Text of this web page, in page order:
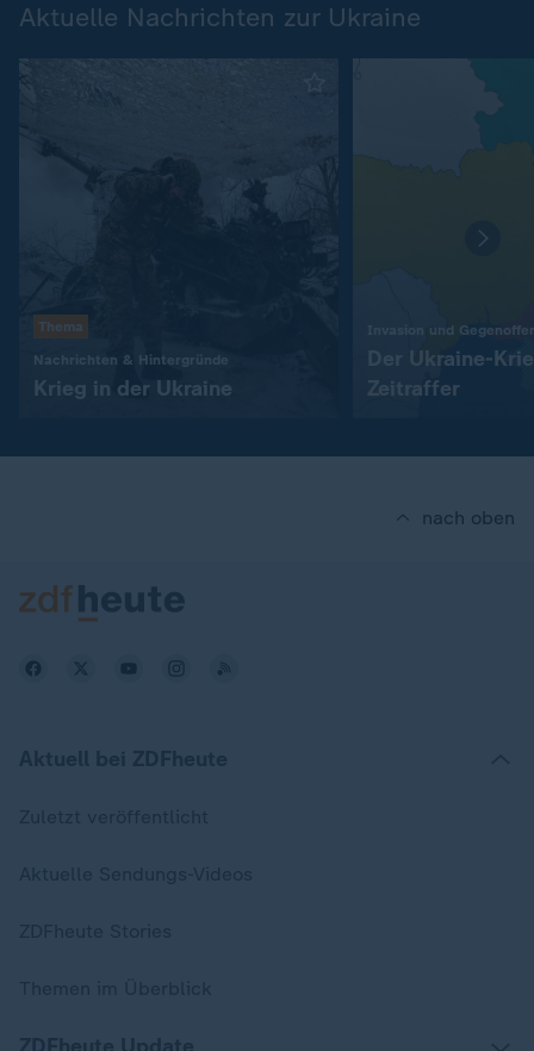
Aktuelle Nachrichten zur Ukraine
Thema
Nachrichten & Hintergründe
Krieg in der Ukraine
Invasion und
Der Ukraine-
Zeitraffer
nach oben